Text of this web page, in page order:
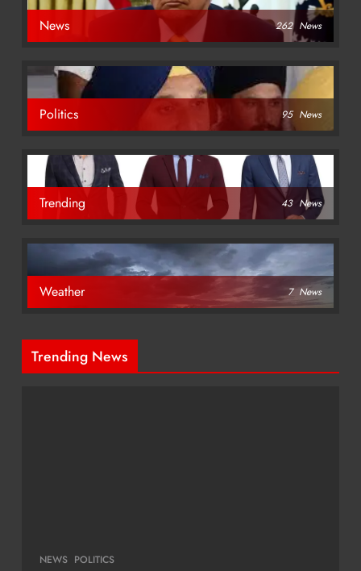
News 262 News
Politics 95 News
Trending 43 News
Weather 7 News
Trending News
NEWS POLITICS